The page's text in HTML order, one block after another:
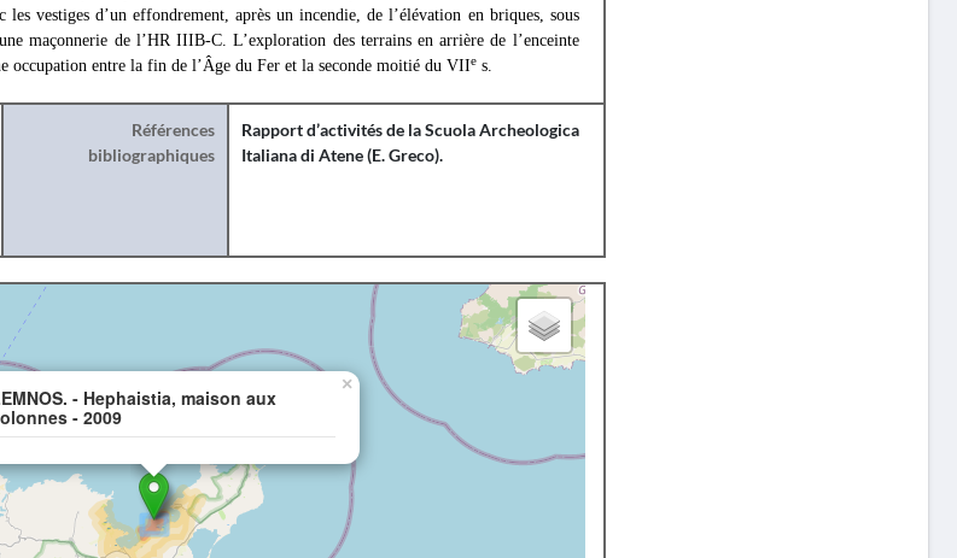
les vestiges d’un effondrement, après un incendie, de l’élévation en briques, sous
maçonnerie de l’HR IIIB-C. L’exploration des terrains en arrière de l’enceinte
occupation entre la fin de l’Âge du Fer et la seconde moitié du VIIe s.
Références
bibliographiques
Rapport d’activités de la Scuola Archeologica
Italiana di Atene (E. Greco).
- Hephaistia, maison aux
- 2009
×